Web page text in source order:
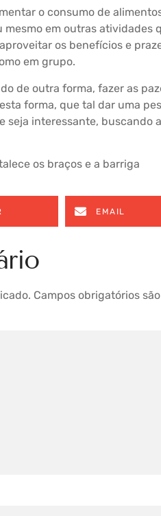
o consumo de
mesmo em outras atividades
os benefícios e
em grupo.
de outra forma, fazer as
forma, que tal dar uma
interessante, buscando
os braços e a barriga
EMAIL
Campos obrigatórios